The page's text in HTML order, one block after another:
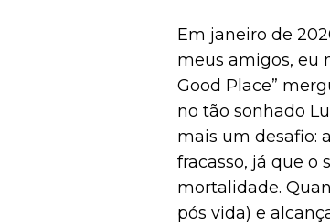
Em janeiro de
meus amigos, eu
Good Place”
no tão sonhado
mais um desafio:
fracasso, já que o
mortalidade.
pós vida) e